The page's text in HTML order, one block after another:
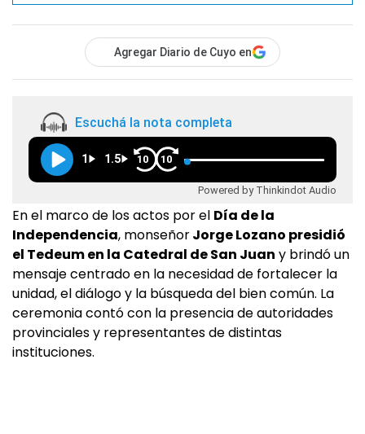
Agregar Diario de Cuyo en
Escuchá la nota completa
1 1.5 10 10
Powered by Thinkindot Audio
En el marco de los actos por el Día de la
Independencia, monseñorJorge Lozano presidió
el Tedeum en la Catedral de San Juan y brindó un
mensaje centrado en la necesidad de fortalecer la
unidad, el diálogo y la búsqueda del bien común. La
ceremonia contó con la presencia de autoridades
provinciales y representantes de distintas
instituciones.